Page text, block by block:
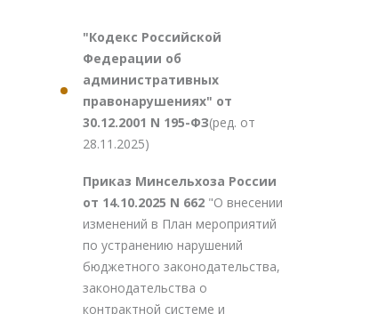
"Кодекс Российской
Федерации об
административных
правонарушениях" от
30.12.2001 N 195-ФЗ(ред. от
28.11.2025)
Приказ Минсельхоза России
от 14.10.2025 N 662 "О внесении
изменений в План мероприятий
по устранению нарушений
бюджетного законодательства,
законодательства о
контрактной системе и